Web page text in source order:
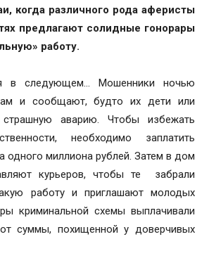
когда различного рода аферисты
предлагают солидные гонорары
работу.
в следующем… Мошенники ночью
и сообщают, будто их дети или
страшную аварию. Чтобы избежать
необходимо заплатить
одного миллиона рублей. Затем в дом
курьеров, чтобы те забрали
работу и приглашают молодых
криминальной схемы выплачивали
суммы, похищенной у доверчивых